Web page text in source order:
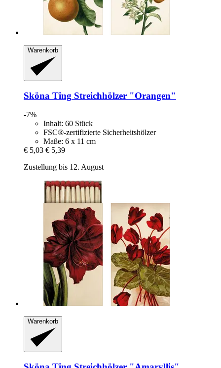
Warenkorb
Sköna Ting Streichhölzer "Orangen"
-7%
Inhalt: 60 Stück
FSC®-zertifizierte Sicherheitshölzer
Maße: 6 x 11 cm
€ 5,03 € 5,39
Zustellung bis 12. August
Warenkorb